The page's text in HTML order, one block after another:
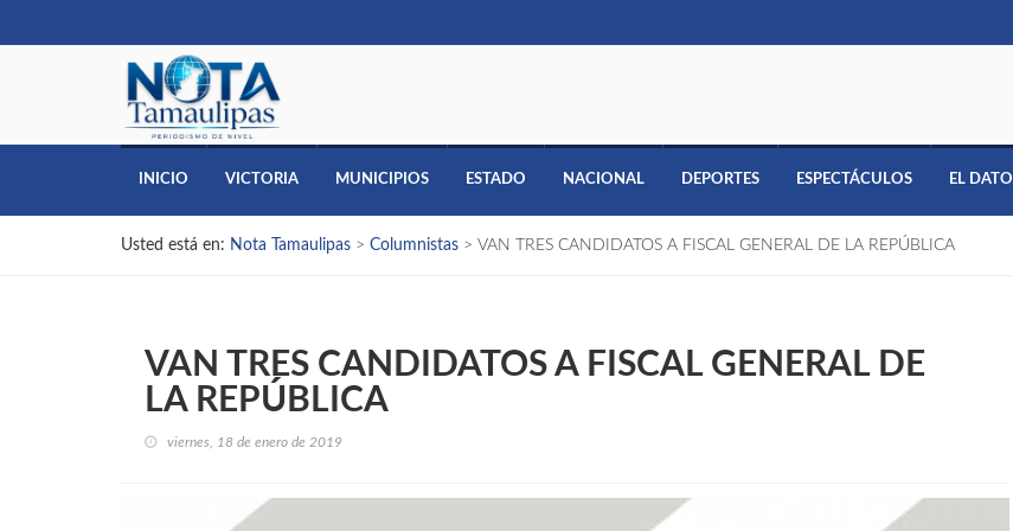
INICIO VICTORIA MUNICIPIOS ESTADO NACIONAL DEPORTES ESPECTÁCULOS EL DATO
Usted está en: Nota Tamaulipas > Columnistas > VAN TRES CANDIDATOS A FISCAL GENERAL DE LA REPÚBLICA
VAN TRES CANDIDATOS A FISCAL GENERAL DE
LA REPÚBLICA
viernes, 18 de enero de 2019